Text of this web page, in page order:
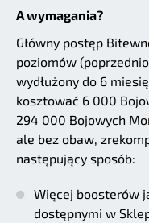
A wymagania?
Główny postęp
poziomów
wydłużony do 6
kosztować 6 000
294 000 Bojowych
ale bez obaw,
następujący sposób:
Więcej boosterów
dostępnymi w